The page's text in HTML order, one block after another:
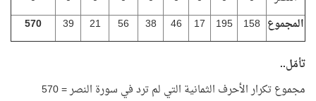
المجموع 158
195
17
46
38
56
21
39
570
تأمّل..
مجموع تكرار الأحرف الثمانية التي لم ترد في سورة النصر = 570